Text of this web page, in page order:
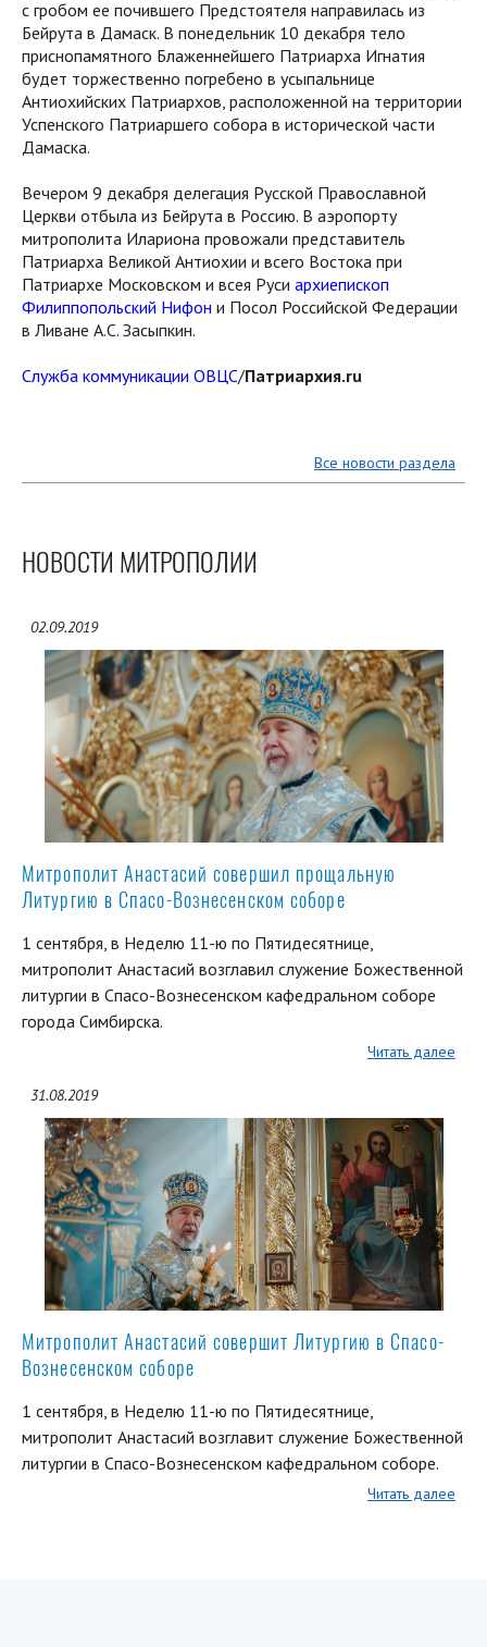
с гробом ее почившего Предстоятеля направилась из
Бейрута в Дамаск. В понедельник 10 декабря тело
приснопамятного Блаженнейшего Патриарха Игнатия
будет торжественно погребено в усыпальнице
Антиохийских Патриархов, расположенной на территории
Успенского Патриаршего собора в исторической части
Дамаска.
Вечером 9 декабря делегация Русской Православной
Церкви отбыла из Бейрута в Россию. В аэропорту
митрополита Илариона провожали представитель
Патриарха Великой Антиохии и всего Востока при
Патриархе Московском и всея Руси архиепископ
Филиппопольский Нифон и Посол Российской Федерации
в Ливане А.С. Засыпкин.
Служба коммуникации ОВЦС/Патриархия.ru
Все новости раздела
НОВОСТИ МИТРОПОЛИИ
02.09.2019
Митрополит Анастасий совершил прощальную
Литургию в Спасо-Вознесенском соборе
1 сентября, в Неделю 11-ю по Пятидесятнице,
митрополит Анастасий возглавил служение Божественной
литургии в Спасо-Вознесенском кафедральном соборе
города Симбирска.
Читать далее
31.08.2019
Митрополит Анастасий совершит Литургию в Спасо-
Вознесенском соборе
1 сентября, в Неделю 11-ю по Пятидесятнице,
митрополит Анастасий возглавит служение Божественной
литургии в Спасо-Вознесенском кафедральном соборе.
Читать далее